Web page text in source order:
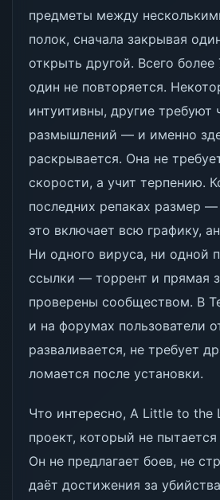
предметы между
полок, сначала закрывая
открыть другой. Всего
один не повторяется.
интуитивны, другие требуют
размышлений — и именно
раскрывается. Она не
скорости, а учит терпению.
последних репаках размер
это включает всю графику,
Ни одного вируса, ни одной
ссылки — торрент и прямая
проверены сообществом. В
и на форумах пользователи
разваливается, не требует
ломается после установки.
Что интересно, A Little to
проект, который не
Он не предлагает боев, не
даёт достижения за